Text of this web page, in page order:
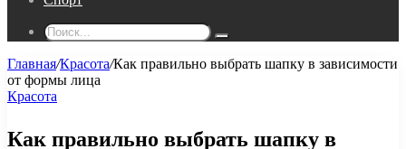
Поиск...
Главная/Красота/Как правильно выбрать шапку в зависимости
от формы лица
Красота
Как правильно выбрать шапку в